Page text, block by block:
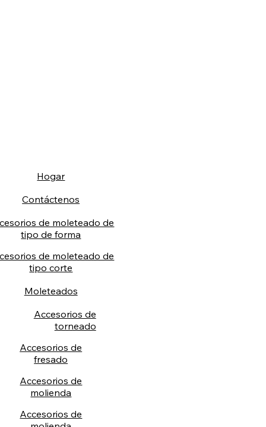
Hogar
Contáctenos
de moleteado de
tipo de forma
de moleteado de
tipo corte
Moleteados
Accesorios de
torneado
Accesorios de
fresado
Accesorios de
molienda
Accesorios de